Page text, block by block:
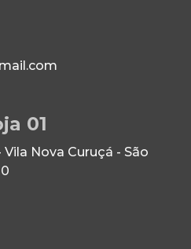
01
Nova Curuçá - São